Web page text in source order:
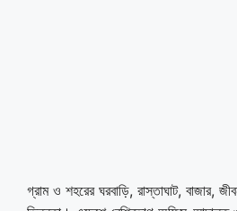
গ্রাম ও শহরের ঘরবাড়ি, রাস্তাঘাট, বাজার,